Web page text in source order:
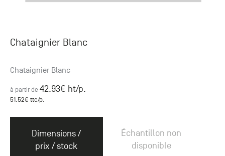
Chataignier Blanc
Chataignier Blanc
à partir de 42.93€ ht/p.
51.52€ ttc/p.
Dimensions /
prix / stock
Échantillon non
disponible